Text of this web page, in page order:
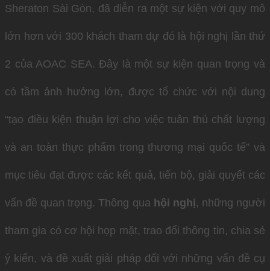
Sheraton Sài Gòn, đã diễn ra một sự kiện với quy mô
lớn hơn với 300 khách tham dự đó là hội nghị lần thứ
2 của AOAC SEA. Đây là một sự kiện quan trọng và
có tầm ảnh hưởng lớn, được tổ chức với nội dung
“tạo điều kiện thuận lợi cho việc tuân thủ chất lượng
và an toàn thực phẩm trong thương mại quốc tế” và
mục tiêu đạt được các kết quả, tiến bộ, giải quyết các
vấn đề quan trọng. Thông qua hội nghị, những người
tham gia có cơ hội họp mặt, trao đổi thông tin, chia sẻ
ý kiến, và đề xuất giải pháp đối với những vấn đề cụ